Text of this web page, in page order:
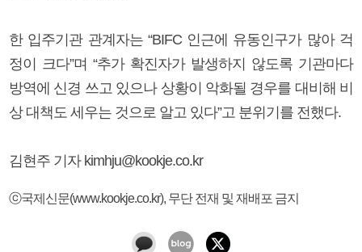
한 입주기관 관계자는 “BIFC 인근에 유동인구가 많아 걱
정이 크다”며 “추가 확진자가 발생하지 않도록 기관마다
방역에 신경 쓰고 있으나 상황이 악화될 경우를 대비해 비
상 대책도 세우는 것으로 알고 있다”고 분위기를 전했다.
김현주 기자 kimhju@kookje.co.kr
ⓒ국제신문(www.kookje.co.kr), 무단 전재 및 재배포 금지